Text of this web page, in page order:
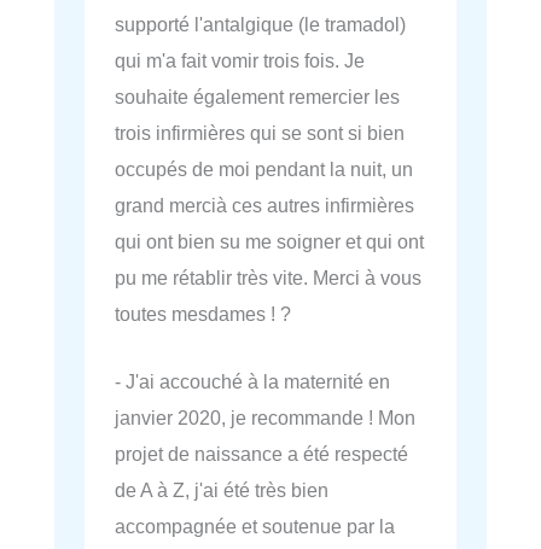
supporté l'antalgique (le tramadol)
qui m'a fait vomir trois fois. Je
souhaite également remercier les
trois infirmières qui se sont si bien
occupés de moi pendant la nuit, un
grand mercià ces autres infirmières
qui ont bien su me soigner et qui ont
pu me rétablir très vite. Merci à vous
toutes mesdames ! ?
- J'ai accouché à la maternité en
janvier 2020, je recommande ! Mon
projet de naissance a été respecté
de A à Z, j'ai été très bien
accompagnée et soutenue par la